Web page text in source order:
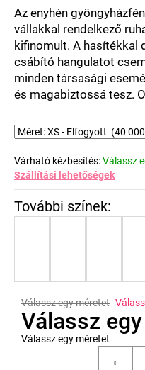
csillag.
Az enyhén
vállakkal rendelkező
kifinomult. A hasítékkal
csábító hangulatot
minden társasági
és magabiztossá tesz.
Várható kézbesítés:Válassz
Szállítási lehetőségek
Válassz egy méretet
Válassz
Válassz egy méretet